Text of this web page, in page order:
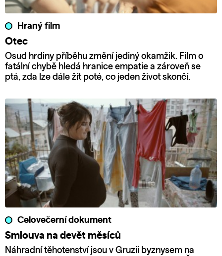
Hraný film
Otec
Osud hrdiny příběhu změní jediný okamžik. Film o
fatální chybě hledá hranice empatie a zároveň se
ptá, zda lze dále žít poté, co jeden život skončí.
Celovečerní dokument
Smlouva na devět měsíců
Náhradní těhotenství jsou v Gruzii byznysem na